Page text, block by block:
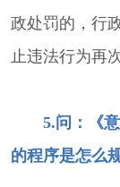
政处罚的，行
止违法行为再
5.问：《
的程序是怎么